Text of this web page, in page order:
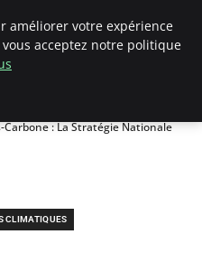
Carbone : La Stratégie Nationale
CLIMATIQUES
améliorer votre expérience
acceptez notre politique